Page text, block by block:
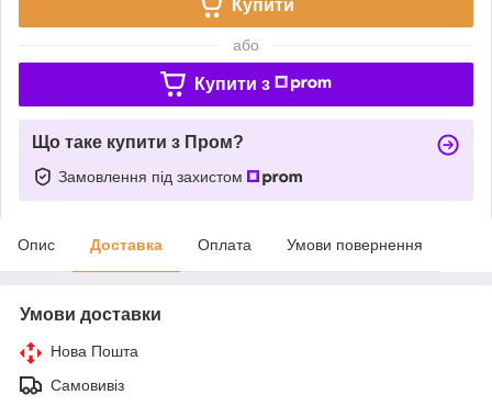
Купити
або
Купити з
Що таке купити з Пром?
Замовлення під захистом
Опис Доставка Оплата Умови повернення
Умови доставки
Нова Пошта
Самовивіз